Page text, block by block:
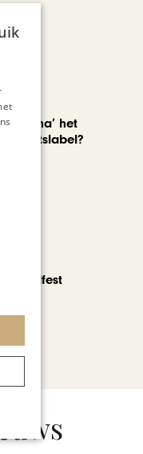
China’ het
Foodfest